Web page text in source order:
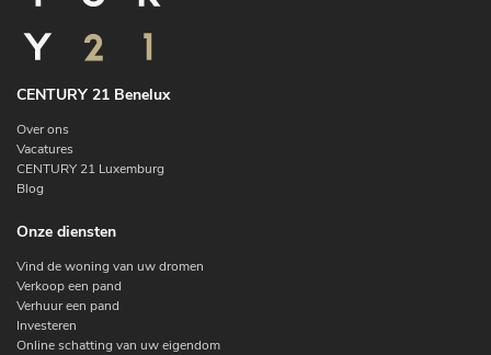
CENTURY 21 Benelux
Over ons
Vacatures
CENTURY 21 Luxemburg
Blog
Onze diensten
Vind de woning van uw dromen
Verkoop een pand
Verhuur een pand
Investeren
Online schatting van uw eigendom